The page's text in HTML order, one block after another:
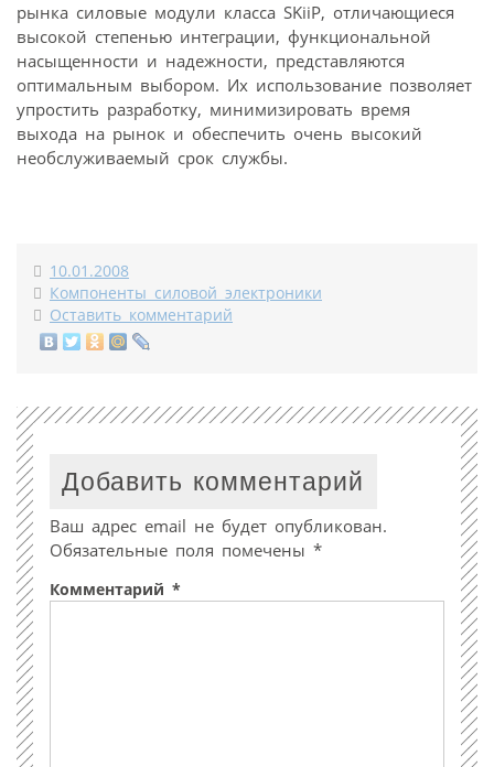
рынка силовые модули класса SKiiP, отличающиеся
высокой степенью интеграции, функциональной
насыщенности и надежности, представляются
оптимальным выбором. Их использование позволяет
упростить разработку, минимизировать время
выхода на рынок и обеспечить очень высокий
необслуживаемый срок службы.
10.01.2008
Компоненты силовой электроники
Оставить комментарий
Добавить комментарий
Ваш адрес email не будет опубликован.
Обязательные поля помечены *
Комментарий *